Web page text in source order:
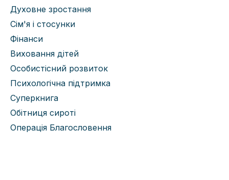
Духовне зростання
Сім'я і стосунки
Фінанси
Виховання дітей
Особистісний розвиток
Психологічна підтримка
Суперкнига
Обітниця сироті
Операція Благословення